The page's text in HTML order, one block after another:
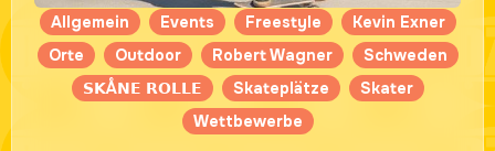
Allgemein Events Freestyle
Kevin Exner
Orte
Outdoor Robert Wagner
Schweden
𝗦𝗞Å𝗡𝗘 𝗥𝗢𝗟𝗟𝗘
Skateplätze
Skater
Wettbewerbe